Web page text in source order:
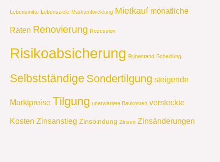
Lebensmitte Lebensziele Marktentwicklung Mietkauf monatliche
Raten Renovierung Rezession
Risikoabsicherung Ruhestand Scheidung
Selbstständige Sondertilgung steigende
Marktpreise Tilgung unerwartete Baukosten versteckte
Kosten Zinsanstieg Zinsbindung Zinsen Zinsänderungen